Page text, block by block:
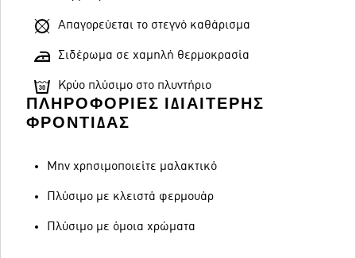
Απαγορεύεται το στεγνό καθάρισμα
Σιδέρωμα σε χαμηλή θερμοκρασία
Κρύο πλύσιμο στο πλυντήριο
ΠΛΗΡΟΦΟΡΊΕΣ ΙΔΙΑΊΤΕΡΗΣ
ΦΡΟΝΤΊΔΑΣ
Μην χρησιμοποιείτε μαλακτικό
Πλύσιμο με κλειστά φερμουάρ
Πλύσιμο με όμοια χρώματα